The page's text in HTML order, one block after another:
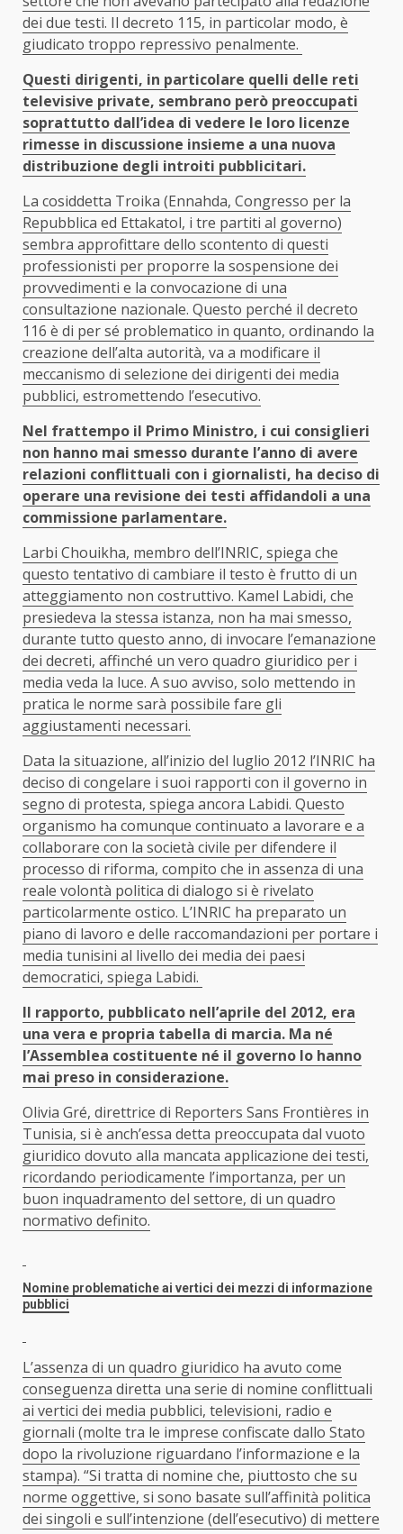
dei due testi. Il decreto 115, in particolar modo, è
giudicato troppo repressivo penalmente.
Questi dirigenti, in particolare quelli delle reti
televisive private, sembrano però preoccupati
soprattutto dall’idea di vedere le loro licenze
rimesse in discussione insieme a una nuova
distribuzione degli introiti pubblicitari.
La cosiddetta Troika (Ennahda, Congresso per la
Repubblica ed Ettakatol, i tre partiti al governo)
sembra approfittare dello scontento di questi
professionisti per proporre la sospensione dei
provvedimenti e la convocazione di una
consultazione nazionale. Questo perché il decreto
116 è di per sé problematico in quanto, ordinando la
creazione dell’alta autorità, va a modificare il
meccanismo di selezione dei dirigenti dei media
pubblici, estromettendo l’esecutivo.
Nel frattempo il Primo Ministro, i cui consiglieri
non hanno mai smesso durante l’anno di avere
relazioni conflittuali con i giornalisti, ha deciso di
operare una revisione dei testi affidandoli a una
commissione parlamentare.
Larbi Chouikha, membro dell’INRIC, spiega che
questo tentativo di cambiare il testo è frutto di un
atteggiamento non costruttivo. Kamel Labidi, che
presiedeva la stessa istanza, non ha mai smesso,
durante tutto questo anno, di invocare l’emanazione
dei decreti, affinché un vero quadro giuridico per i
media veda la luce. A suo avviso, solo mettendo in
pratica le norme sarà possibile fare gli
aggiustamenti necessari.
Data la situazione, all’inizio del luglio 2012 l’INRIC ha
deciso di congelare i suoi rapporti con il governo in
segno di protesta, spiega ancora Labidi. Questo
organismo ha comunque continuato a lavorare e a
collaborare con la società civile per difendere il
processo di riforma, compito che in assenza di una
reale volontà politica di dialogo si è rivelato
particolarmente ostico. L’INRIC ha preparato un
piano di lavoro e delle raccomandazioni per portare i
media tunisini al livello dei media dei paesi
democratici, spiega Labidi.
Il rapporto, pubblicato nell’aprile del 2012, era
una vera e propria tabella di marcia. Ma né
l’Assemblea costituente né il governo lo hanno
mai preso in considerazione.
Olivia Gré, direttrice di Reporters Sans Frontières in
Tunisia, si è anch’essa detta preoccupata dal vuoto
giuridico dovuto alla mancata applicazione dei testi,
ricordando periodicamente l’importanza, per un
buon inquadramento del settore, di un quadro
normativo definito.
Nomine problematiche ai vertici dei mezzi di informazione
pubblici
L’assenza di un quadro giuridico ha avuto come
conseguenza diretta una serie di nomine conflittuali
ai vertici dei media pubblici, televisioni, radio e
giornali (molte tra le imprese confiscate dallo Stato
dopo la rivoluzione riguardano l’informazione e la
stampa). “Si tratta di nomine che, piuttosto che su
norme oggettive, si sono basate sull’affinità politica
dei singoli e sull’intenzione (dell’esecutivo) di mettere